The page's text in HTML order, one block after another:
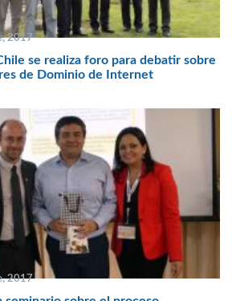
2017
se realiza foro para debatir sobre
de Dominio de Internet
2017